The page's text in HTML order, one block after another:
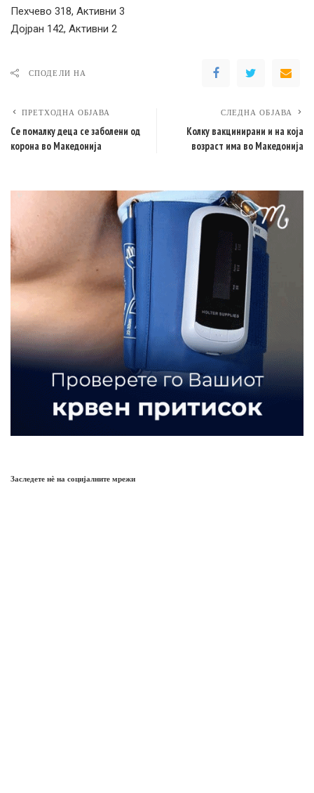
Пехчево 318, Активни 3
Дојран 142, Активни 2
СПОДЕЛИ НА
ПРЕТХОДНА ОБЈАВА
Се помалку деца се заболени од
корона во Македонија
СЛЕДНА ОБЈАВА
Колку вакцинирани и на која
возраст има во Македонија
Заследете нѐ на социјалните мрежи